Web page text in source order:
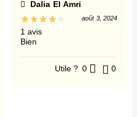
Dalia El Amri
1 avis
août 3, 2024
Bien
Utile ? 0 0